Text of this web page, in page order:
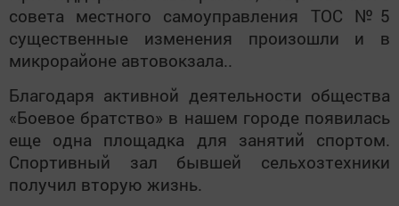
совета местного самоуправления ТОС №5
существенные изменения произошли и в
микрорайоне автовокзала..
Благодаря активной деятельности общества
«Боевое братство» в нашем городе появилась
еще одна площадка для занятий спортом.
Спортивный зал бывшей сельхозтехники
получил вторую жизнь.